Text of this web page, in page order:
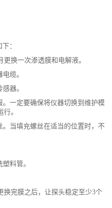
：
换一次渗透膜和电解液。
缆。
器。
一定要确保将仪器切换到维护模
。
当填充螺丝在适当的位置时，不
料管。
换完膜之后，让探头稳定至少3个